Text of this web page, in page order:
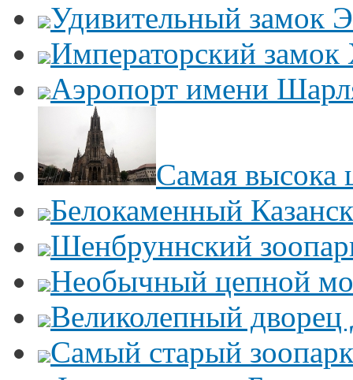
Удивительный замок
Императорский замок
Аэропорт имени
Самая высока
Белокаменный
Шенбруннский
Необычный цепной
Великолепный дворец
Самый старый